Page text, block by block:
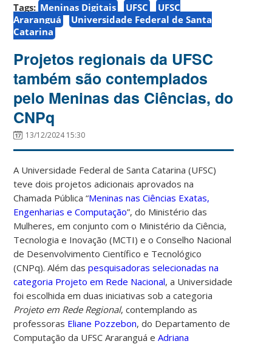
Tags: Meninas Digitais UFSC
UFSC
Araranguá
Universidade Federal de Santa
Catarina
Projetos regionais da UFSC
também são contemplados
pelo Meninas das Ciências, do
CNPq
13/12/2024 15:30
A Universidade Federal de Santa Catarina (UFSC)
teve dois projetos adicionais aprovados na
Chamada Pública “Meninas nas Ciências Exatas,
Engenharias e Computação”, do Ministério das
Mulheres, em conjunto com o Ministério da Ciência,
Tecnologia e Inovação (MCTI) e o Conselho Nacional
de Desenvolvimento Científico e Tecnológico
(CNPq).Além daspesquisadoras selecionadas na
categoria Projeto em Rede Nacional, a Universidade
foi escolhida em duas iniciativas sob a categoria
Projeto em Rede Regional, contemplando as
professoras Eliane Pozzebon, do Departamento de
Computação da UFSC Araranguá eAdriana